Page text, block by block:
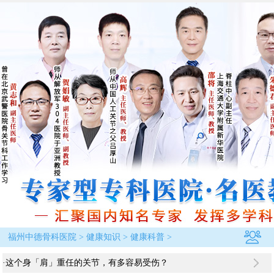
福州中德骨科医院> 健康知识 > 健康科普>
·这个身「肩」重任的关节，有多容易受伤？